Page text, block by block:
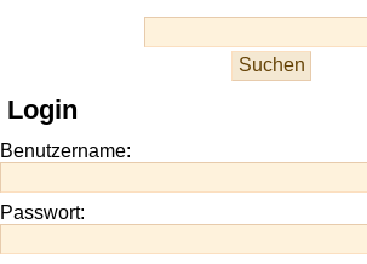
site
https://onlineslots.money/
Login
Benutzername:
Passwort: